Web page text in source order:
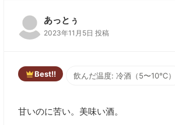
あっとぅ
2023年11月5日 投稿
Best!! 飲んだ温度: 冷酒（5〜10℃）
甘いのに苦い。美味い酒。